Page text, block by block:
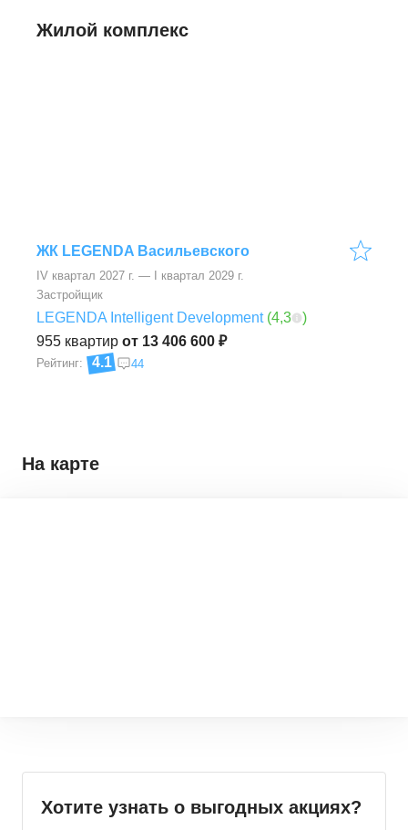
Жилой комплекс
ЖК LEGENDA Васильевского
IV квартал 2027 г. — I квартал 2029 г.
955 квартир от 13 406 600 ₽
Застройщик
LEGENDA Intelligent Development (4,3 )
Рейтинг: 4.1 44
На карте
Хотите узнать о выгодных акциях?